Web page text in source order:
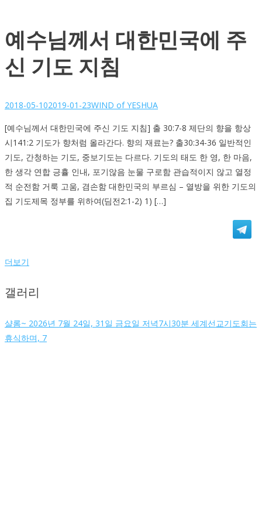
예수님께서 대한민국에 주
신 기도 지침
2018-05-102019-01-23WIND of YESHUA
[예수님께서 대한민국에 주신 기도 지침] 출 30:7-8 제단의 향을 항상
시141:2 기도가 향처럼 올라간다. 향의 재료는? 출30:34-36 일반적인
기도, 간청하는 기도, 중보기도는 다르다. 기도의 태도 한 영, 한 마음,
한 생각 연합 긍휼 인내, 포기않음 눈물 구로함 관습적이지 않고 열정
적 순전함 거룩 고움, 겸손함 대한민국의 부르심 – 열방을 위한 기도의
집 기도제목 정부를 위하여(딤전2:1-2) 1) […]
더보기
갤러리
샬롬~ 2026년 7월 24일, 31일 금요일 저녁7시30분 세계선교기도회는
휴식하며, 7